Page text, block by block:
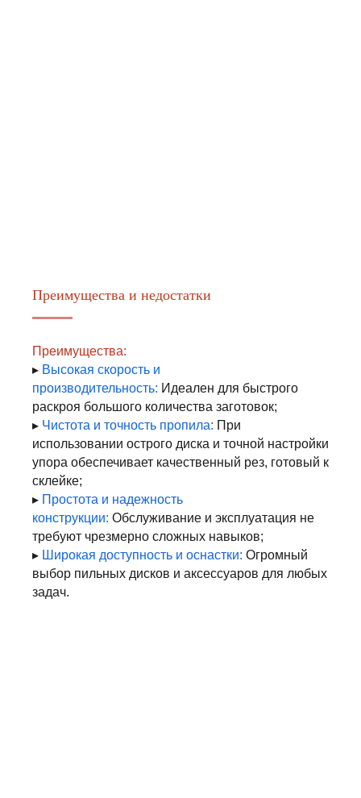
Преимущества и недостатки
Преимущества:
▸ Высокая скорость и
производительность: Идеален для быстрого
раскроя большого количества заготовок;
▸ Чистота и точность пропила: При
использовании острого диска и точной настройки
упора обеспечивает качественный рез, готовый к
склейке;
▸ Простота и надежность
конструкции: Обслуживание и эксплуатация не
требуют чрезмерно сложных навыков;
▸ Широкая доступность и оснастки: Огромный
выбор пильных дисков и аксессуаров для любых
задач.